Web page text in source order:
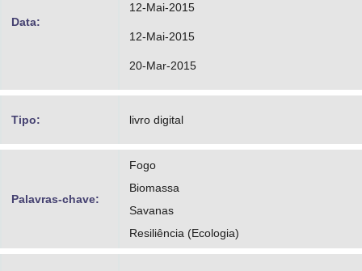
Data:
12-Mai-2015
12-Mai-2015
20-Mar-2015
Tipo: livro digital
Palavras-chave:
Fogo
Biomassa
Savanas
Resiliência (Ecologia)